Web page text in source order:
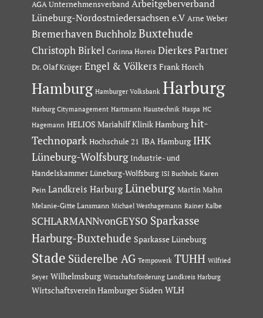
AGA Unternehmensverband Arbeitgeberverband
Lüneburg-Nordostniedersachsen e.V Arne Weber
Bremerhaven Buchholz Buxtehude
Christoph Birkel Corinna Horeis Dierkes Partner
Dr. Olaf Krüger Engel & Völkers Frank Horch
Hamburg Hamburger Volksbank Harburg
Harburg Citymanagement Hartmann Haustechnik Haspa HC
Hagemann HELIOS Mariahilf Klinik Hamburg hit-
Technopark Hochschule 21 IBA Hamburg IHK
Lüneburg-Wolfsburg Industrie- und
Handelskammer Lüneburg-Wolfsburg ISI Buchholz Karen
Pein Landkreis Harburg Lüneburg Martin Mahn
Melanie-Gitte Lansmann Michael Westhagemann Rainer Kalbe
SCHLARMANNvonGEYSO Sparkasse
Harburg-Buxtehude Sparkasse Lüneburg
Stade Süderelbe AG Tempowerk TUHH Wilfried
Seyer Wilhelmsburg Wirtschaftsförderung Landkreis Harburg
Wirtschaftsverein Hamburger Süden WLH